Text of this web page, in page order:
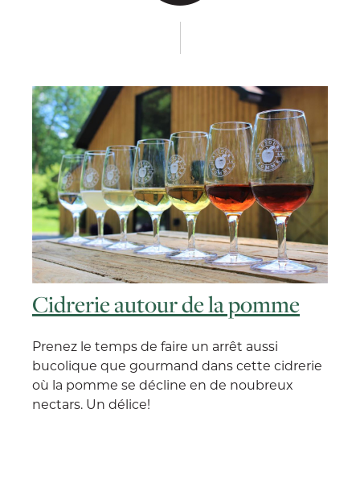
Cidrerie autour de la pomme
Prenez le temps de faire un arrêt aussi
bucolique que gourmand dans cette cidrerie
où la pomme se décline en de noubreux
nectars. Un délice!